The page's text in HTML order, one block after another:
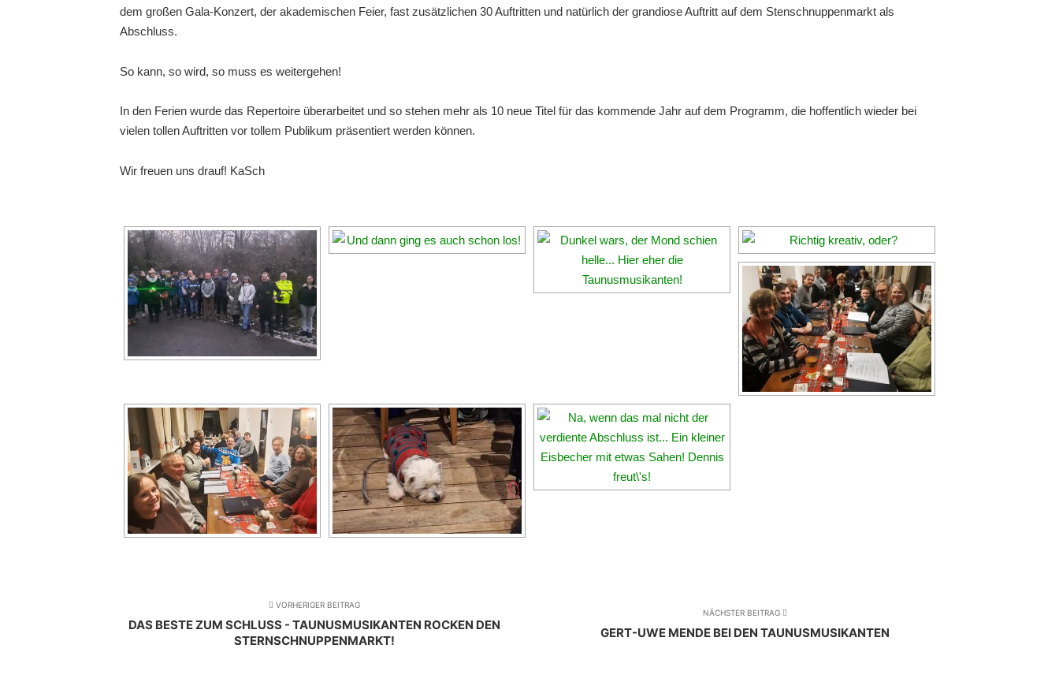
dem großen Gala-Konzert, der akademischen Feier, fast zusätzlichen 30 Auftritten und natürlich der grandiose Auftritt auf dem Stenschnuppenmarkt als
Abschluss.
So kann, so wird, so muss es weitergehen!
In den Ferien wurde das Repertoire überarbeitet und so stehen mehr als 10 neue Titel für das kommende Jahr auf dem Programm, die hoffentlich wieder bei
vielen tollen Auftritten vor tollem Publikum präsentiert werden können.
Wir freuen uns drauf! KaSch
VORHERIGER BEITRAG
DAS BESTE ZUM SCHLUSS - TAUNUSMUSIKANTEN ROCKEN DEN
STERNSCHNUPPENMARKT!
NÄCHSTER BEITRAG
GERT-UWE MENDE BEI DEN TAUNUSMUSIKANTEN